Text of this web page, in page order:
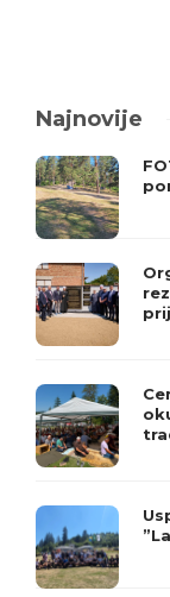
Najnovije